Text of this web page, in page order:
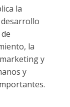
la
la
y
y